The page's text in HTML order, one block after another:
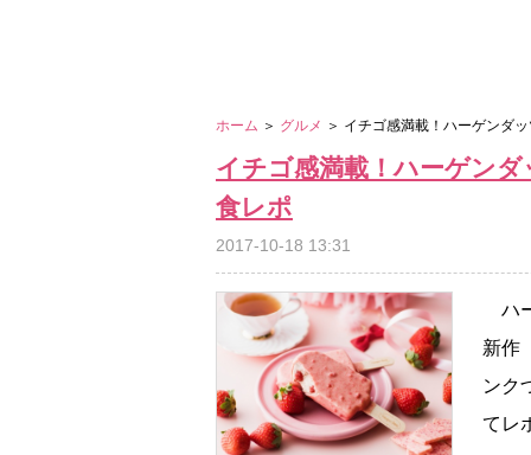
ホーム ＞ グルメ ＞ イチゴ感満載！ハーゲンダ
イチゴ感満載！ハーゲン
食レポ
2017-10-18 13:31
ハ
新作
ンク
てレ